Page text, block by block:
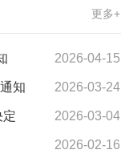
更多+
2026-04-15
知 2026-03-24
定 2026-03-04
2026-02-16